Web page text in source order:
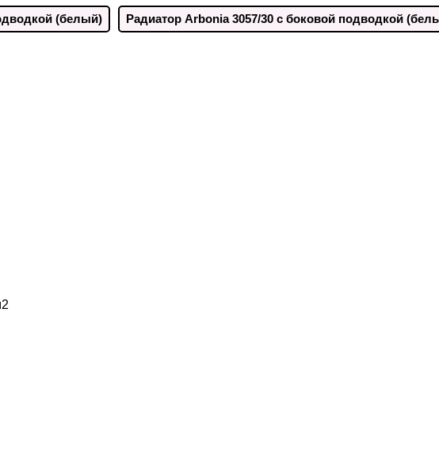
(белый) Радиатор Arbonia 3057/30 с боковой подводкой